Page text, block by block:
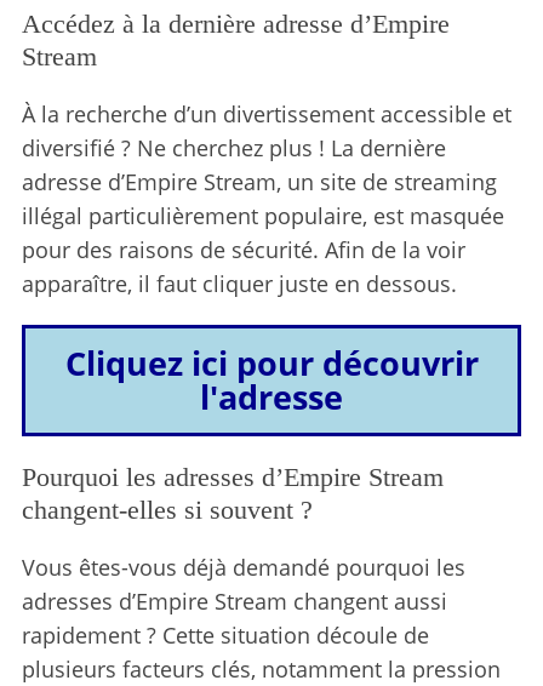
Accédez à la dernière adresse d’Empire
Stream
À la recherche d’un divertissement accessible et
diversifié ? Ne cherchez plus ! La dernière
adresse d’Empire Stream, un site de streaming
illégal particulièrement populaire, est masquée
pour des raisons de sécurité. Afin de la voir
apparaître, il faut cliquer juste en dessous.
Cliquez ici pour découvrir
l'adresse
Pourquoi les adresses d’Empire Stream
changent-elles si souvent ?
Vous êtes-vous déjà demandé pourquoi les
adresses d’Empire Stream changent aussi
rapidement ? Cette situation découle de
plusieurs facteurs clés, notamment la pression